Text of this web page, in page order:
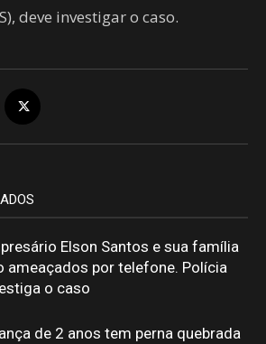
deve investigar o caso.
Elson Santos e sua família
ameaçados por telefone. Polícia
o caso
de 2 anos tem perna quebrada